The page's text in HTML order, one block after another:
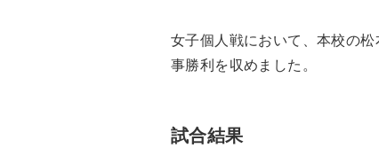
女子個人戦において、本校の
事勝利を収めました。
試合結果